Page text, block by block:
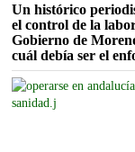
Un histórico
el control de la
Gobierno de
cuál debía ser el